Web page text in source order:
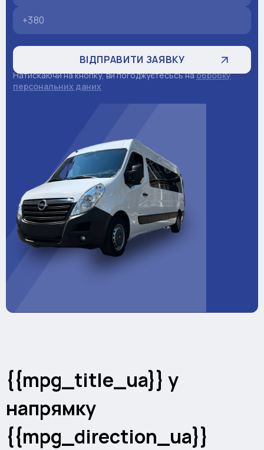
Натискаючи на кнопку, ви погоджуєтесьсь наобробку
персональних даних
{{mpg_title_ua}} у
напрямку
{{mpg_direction_ua}}